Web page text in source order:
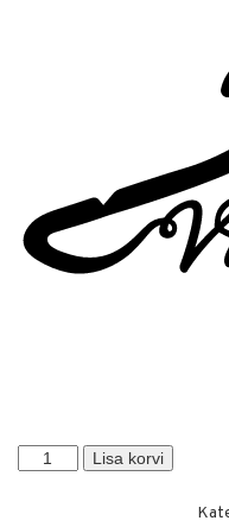
Ville
kogus
Lisa korvi